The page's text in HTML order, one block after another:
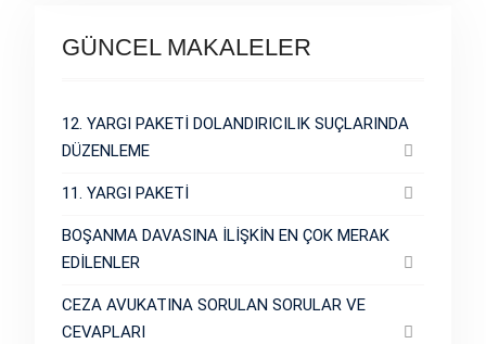
GÜNCEL MAKALELER
12. YARGI PAKETİ DOLANDIRICILIK SUÇLARINDA
DÜZENLEME
11. YARGI PAKETİ
BOŞANMA DAVASINA İLİŞKİN EN ÇOK MERAK
EDİLENLER
CEZA AVUKATINA SORULAN SORULAR VE
CEVAPLARI